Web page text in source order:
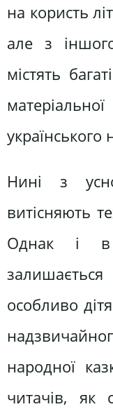
на користь
але з
містять
українського
Нині з
витісняють
Однак і в
особливо
народної
читачів, як